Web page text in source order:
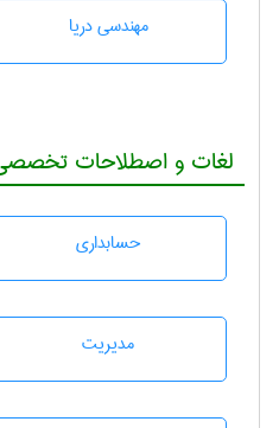
مهندسی دریا
لغات و اصطلاحات
حسابداری
مديريت